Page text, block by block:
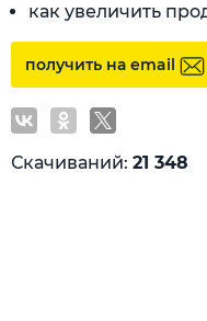
как увеличить
получить на email
Скачиваний: 21 348